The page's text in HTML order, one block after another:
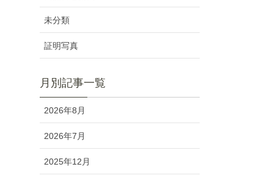
未分類
証明写真
月別記事一覧
2026年8月
2026年7月
2025年12月